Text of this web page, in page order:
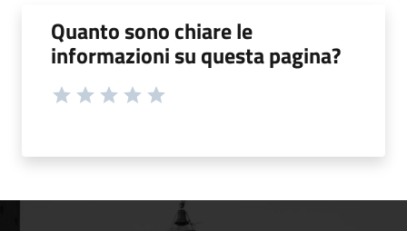
Quanto sono chiare le
informazioni su questa pagina?